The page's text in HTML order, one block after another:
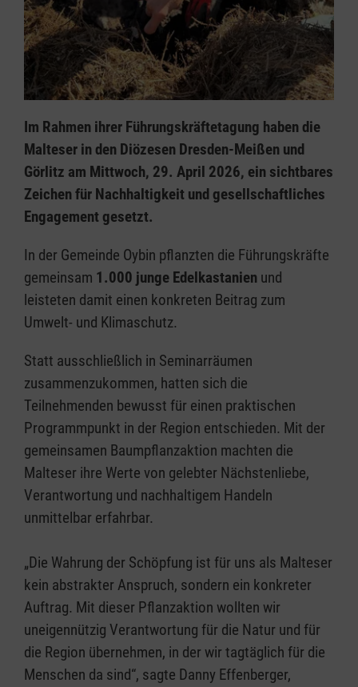
Im Rahmen ihrer Führungskräftetagung haben die
Malteser in den Diözesen Dresden-Meißen und
Görlitz am Mittwoch, 29. April 2026, ein sichtbares
Zeichen für Nachhaltigkeit und gesellschaftliches
Engagement gesetzt.
In der Gemeinde Oybin pflanzten die Führungskräfte
gemeinsam 1.000 junge Edelkastanien und
leisteten damit einen konkreten Beitrag zum
Umwelt- und Klimaschutz.
Statt ausschließlich in Seminarräumen
zusammenzukommen, hatten sich die
Teilnehmenden bewusst für einen praktischen
Programmpunkt in der Region entschieden. Mit der
gemeinsamen Baumpflanzaktion machten die
Malteser ihre Werte von gelebter Nächstenliebe,
Verantwortung und nachhaltigem Handeln
unmittelbar erfahrbar.
„Die Wahrung der Schöpfung ist für uns als Malteser
kein abstrakter Anspruch, sondern ein konkreter
Auftrag. Mit dieser Pflanzaktion wollten wir
uneigennützig Verantwortung für die Natur und für
die Region übernehmen, in der wir tagtäglich für die
Menschen da sind“, sagte Danny Effenberger,